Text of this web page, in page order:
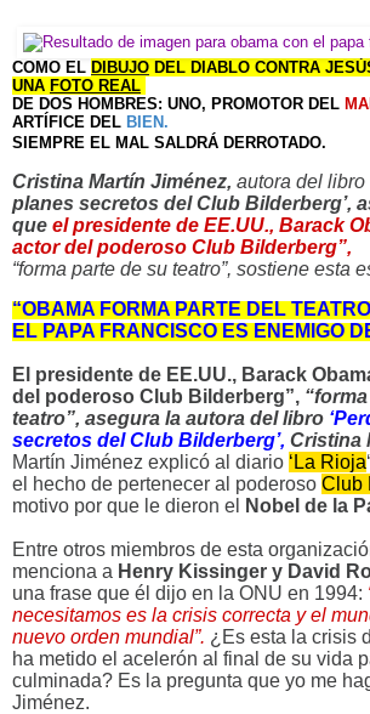
COMO EL DIBUJO DEL DIABLO CONTRA
UNA FOTO REAL
DE DOS HOMBRES: UNO, PROMOTOR DEL
ARTÍFICE DEL BIEN.
SIEMPRE EL MAL SALDRÁ DERROTADO.
Cristina Martín Jiménez, autora del libro
planes secretos del Club Bilderberg’,
que elpresidente de EE.UU., Barack
actor del poderoso Club Bilderberg”,
“forma parte de su teatro”, sostiene esta
“OBAMA FORMA PARTE DEL
EL PAPA FRANCISCO ES ENEMIGO
El presidente de EE.UU., Barack
del poderoso Club Bilderberg”,
teatro”, asegura la autora del libro
secretos del Club Bilderberg’, Cristina
Martín Jiménez explicó al diario ‘La Rioja
el hecho de pertenecer al poderoso Club
motivo por que le dieron el
Nobel de la
Entre otros miembros de esta
menciona a Henry Kissinger y David
una frase que él dijo en la ONU en 1994:
necesitamos es la crisis correcta y el
nuevo orden mundial”. ¿Es esta la crisis
ha metido el acelerón al final de su vida
culminada? Es la pregunta que yo me
Jiménez.